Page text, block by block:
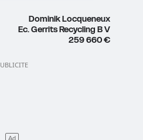
Dominik Locqueneux
Ec. Gerrits Recycling B V
259 660 €